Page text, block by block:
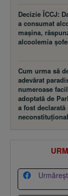
Decizie ÎCCJ:
a consumat
maşina,
alcoolemia
Cum urma să
adevărat
numeroase
adoptată de
a fost